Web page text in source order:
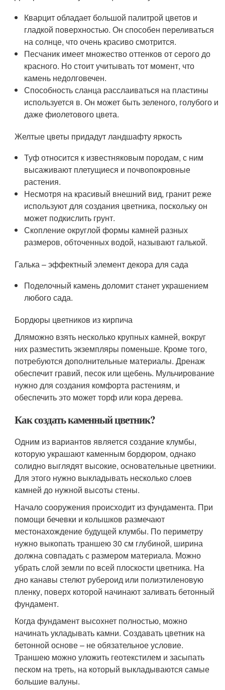
Кварцит обладает большой палитрой цветов и
гладкой поверхностью. Он способен переливаться
на солнце, что очень красиво смотрится.
Песчаник имеет множество оттенков от серого до
красного. Но стоит учитывать тот момент, что
камень недолговечен.
Способность сланца расслаиваться на пластины
используется в. Он может быть зеленого, голубого и
даже фиолетового цвета.
Желтые цветы придадут ландшафту яркость
Туф относится к известняковым породам, с ним
высаживают плетущиеся и почвопокровные
растения.
Несмотря на красивый внешний вид, гранит реже
используют для создания цветника, поскольку он
может подкислить грунт.
Скопление округлой формы камней разных
размеров, обточенных водой, называют галькой.
Галька – эффектный элемент декора для сада
Поделочный камень доломит станет украшением
любого сада.
Бордюры цветников из кирпича
Дляможно взять несколько крупных камней, вокруг
них разместить экземпляры поменьше. Кроме того,
потребуются дополнительные материалы. Дренаж
обеспечит гравий, песок или щебень. Мульчирование
нужно для создания комфорта растениям, и
обеспечить это может торф или кора дерева.
Как создать каменный цветник?
Одним из вариантов является создание клумбы,
которую украшают каменным бордюром, однако
солидно выглядят высокие, основательные цветники.
Для этого нужно выкладывать несколько слоев
камней до нужной высоты стены.
Начало сооружения происходит из фундамента. При
помощи бечевки и колышков размечают
местонахождение будущей клумбы. По периметру
нужно выкопать траншею 30 см глубиной, ширина
должна совпадать с размером материала. Можно
убрать слой земли по всей плоскости цветника. На
дно канавы стелют рубероид или полиэтиленовую
пленку, поверх которой начинают заливать бетонный
фундамент.
Когда фундамент высохнет полностью, можно
начинать укладывать камни. Создавать цветник на
бетонной основе – не обязательное условие.
Траншею можно уложить геотекстилем и засыпать
песком на треть, на который выкладываются самые
большие валуны.